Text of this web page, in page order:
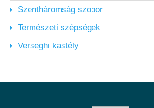
Szentháromság szobor
Természeti szépségek
Verseghi kastély